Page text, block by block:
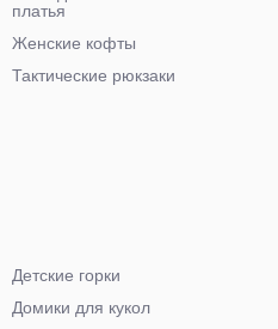
платья
Женские кофты
Тактические рюкзаки
Детские горки
Домики для кукол